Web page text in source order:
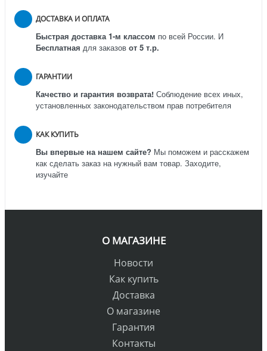
ДОСТАВКА И ОПЛАТА
Быстрая доставка 1-м классом по всей России. И
Бесплатная для заказов от 5 т.р.
ГАРАНТИИ
Качество и гарантия возврата! Соблюдение всех иных,
установленных законодательством прав потребителя
КАК КУПИТЬ
Вы впервые на нашем сайте? Мы поможем и расскажем
как сделать заказ на нужный вам товар. Заходите,
изучайте
О МАГАЗИНЕ
Новости
Как купить
Доставка
О магазине
Гарантия
Контакты